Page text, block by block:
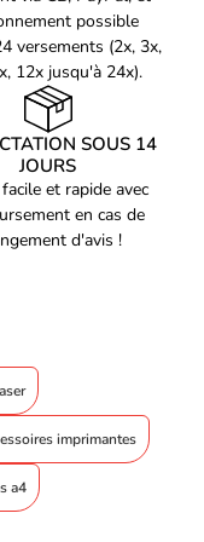
A4
possible
versements (2x, 3x,
12x jusqu'à 24x).
SOUS 14
JOURS
et rapide avec
en cas de
d'avis !
imprimantes
a4